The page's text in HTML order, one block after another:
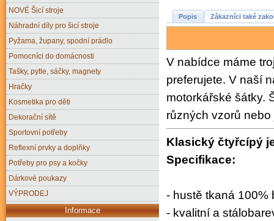
Popis Zákazníci také
V nabídce máme
preferujete. V naší
motorkářské šátky.
různých vzorů
Klasický čtyřcípý
Specifikace:
- hustě tkaná 100%
- kvalitní a
NOVÉ Šicí stroje
Náhradní díly pro šicí stroje
Pyžama, župany, spodní prádlo
Pomocníci do domácnosti
Tašky, pytle, sáčky, magnety
Hračky
Kosmetika pro děti
Dekorační sítě
Sportovní potřeby
Reflexní prvky a doplňky
Potřeby pro psy a kočky
Dárkové poukazy
VÝPRODEJ
Informace